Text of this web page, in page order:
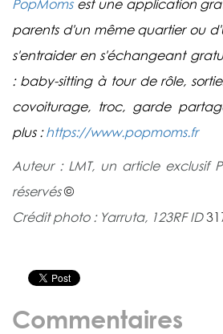
PopMoms estune application
parents d'un même quartier ou
s'entraider en s'échangeant
: baby-sitting à tour de rôle, s
covoiturage, troc, garde
plus : https://www.popmoms.fr
Auteur : LMT, un article exclusif
réservés©
Crédit photo : Yarruta, 123RF ID
Commentaires